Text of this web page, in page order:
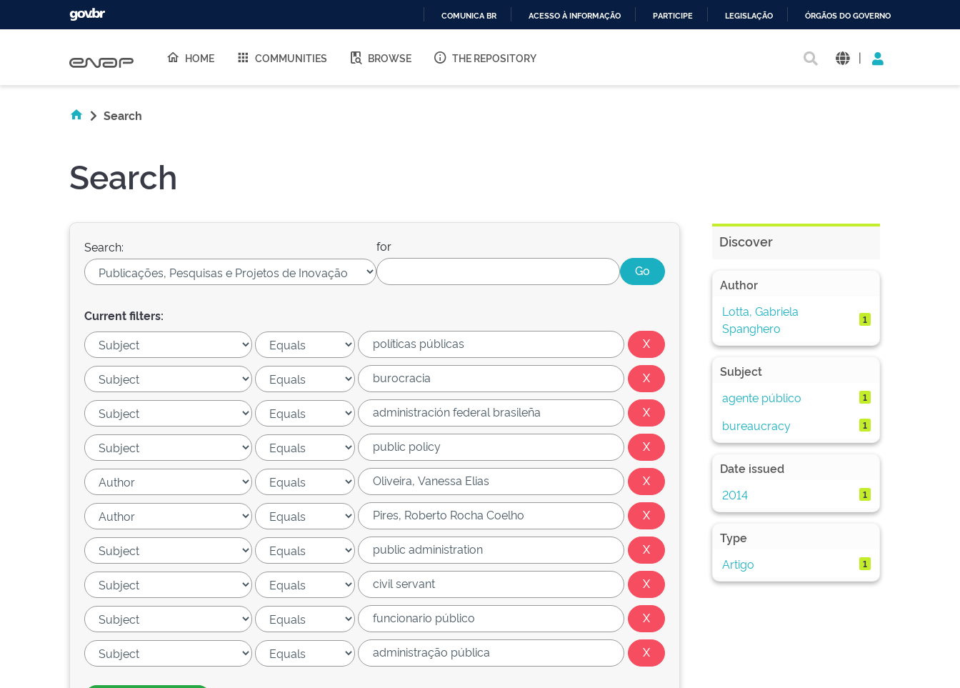
O
COMUNICA BR ACESSO À INFORMAÇÃO PARTICIPE LEGISLAÇÃO ÓRGÃOS DO GOVERNO
HOME COMMUNITIES BROWSE THE REPOSITORY |
Search
Search
Search: for
Current filters:
Discover
Author
Lotta, Gabriela
Spanghero
1
Subject
agente público
1
bureaucracy 1
Date issued
2014
1
Type
Artigo
1